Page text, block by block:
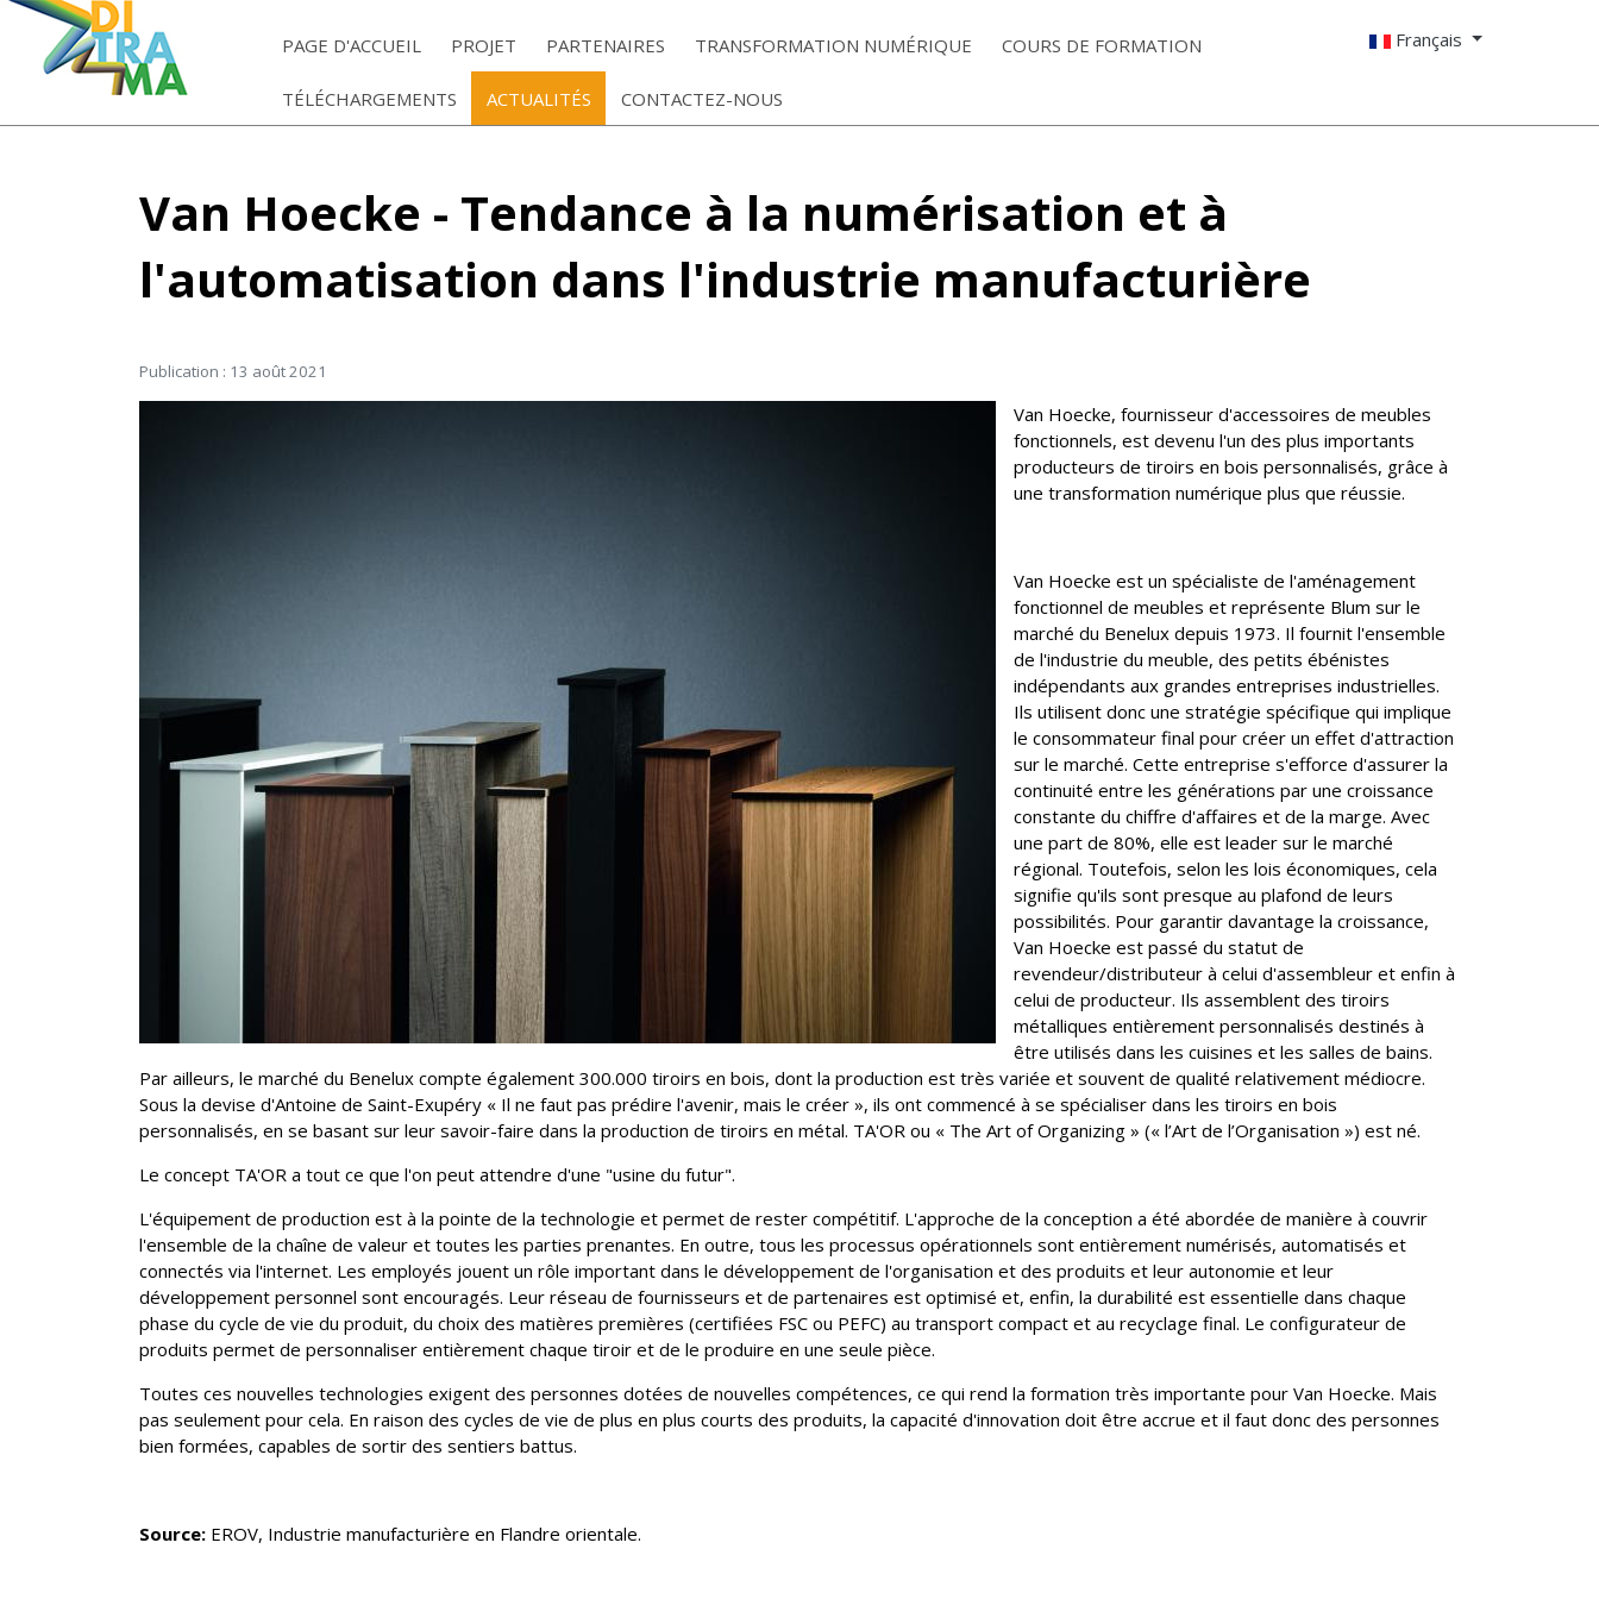
PAGE D'ACCUEIL PROJET PARTENAIRES TRANSFORMATION NUMÉRIQUE COURS DE FORMATION
TÉLÉCHARGEMENTS ACTUALITÉS CONTACTEZ-NOUS
Français
Van Hoecke - Tendance à la numérisation et à
l'automatisation dans l'industrie manufacturière
Publication : 13 août 2021
Van Hoecke, fournisseur d'accessoires de meubles
fonctionnels, est devenu l'un des plus importants
producteurs de tiroirs en bois personnalisés, grâce à
une transformation numérique plus que réussie.
Van Hoecke est un spécialiste de l'aménagement
fonctionnel de meubles et représente Blum sur le
marché du Benelux depuis 1973. Il fournit l'ensemble
de l'industrie du meuble, des petits ébénistes
indépendants aux grandes entreprises industrielles.
Ils utilisent donc une stratégie spécifique qui implique
le consommateur final pour créer un effet d'attraction
sur le marché. Cette entreprise s'efforce d'assurer la
continuité entre les générations par une croissance
constante du chiffre d'affaires et de la marge. Avec
une part de 80%, elle est leader sur le marché
régional. Toutefois, selon les lois économiques, cela
signifie qu'ils sont presque au plafond de leurs
possibilités. Pour garantir davantage la croissance,
Van Hoecke est passé du statut de
revendeur/distributeur à celui d'assembleur et enfin à
celui de producteur. Ils assemblent des tiroirs
métalliques entièrement personnalisés destinés à
être utilisés dans les cuisines et les salles de bains.
Par ailleurs, le marché du Benelux compte également 300.000 tiroirs en bois, dont la production est très variée et souvent de qualité relativement médiocre.
Sous la devise d'Antoine de Saint-Exupéry « Il ne faut pas prédire l'avenir, mais le créer », ils ont commencé à se spécialiser dans les tiroirs en bois
personnalisés, en se basant sur leur savoir-faire dans la production de tiroirs en métal. TA'OR ou « The Art of Organizing » (« l’Art de l’Organisation ») est né.
Le concept TA'OR a tout ce que l'on peut attendre d'une "usine du futur".
L'équipement de production est à la pointe de la technologie et permet de rester compétitif. L'approche de la conception a été abordée de manière à couvrir
l'ensemble de la chaîne de valeur et toutes les parties prenantes. En outre, tous les processus opérationnels sont entièrement numérisés, automatisés et
connectés via l'internet. Les employés jouent un rôle important dans le développement de l'organisation et des produits et leur autonomie et leur
développement personnel sont encouragés. Leur réseau de fournisseurs et de partenaires est optimisé et, enfin, la durabilité est essentielle dans chaque
phase du cycle de vie du produit, du choix des matières premières (certifiées FSC ou PEFC) au transport compact et au recyclage final. Le configurateur de
produits permet de personnaliser entièrement chaque tiroir et de le produire en une seule pièce.
Toutes ces nouvelles technologies exigent des personnes dotées de nouvelles compétences, ce qui rend la formation très importante pour Van Hoecke. Mais
pas seulement pour cela. En raison des cycles de vie de plus en plus courts des produits, la capacité d'innovation doit être accrue et il faut donc des personnes
bien formées, capables de sortir des sentiers battus.
Source: EROV, Industrie manufacturière en Flandre orientale.